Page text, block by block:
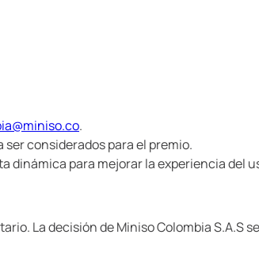
.
considerados para el premio.
dinámica para mejorar la experiencia del
La decisión de Miniso Colombia S.A.S